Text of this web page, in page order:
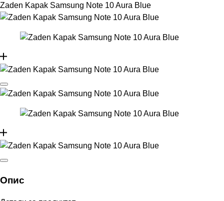
Zaden Kapak Samsung Note 10 Aura Blue
Опис